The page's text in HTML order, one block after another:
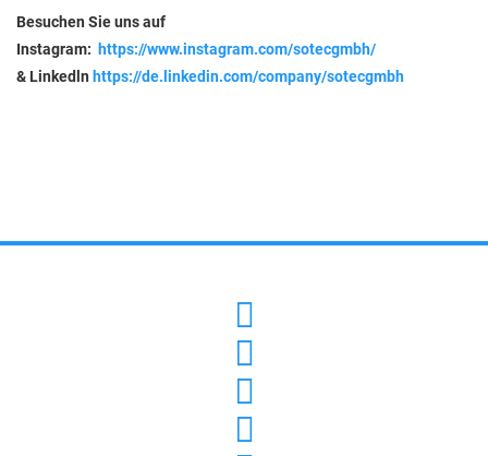
Besuchen Sie uns auf
Instagram: https://www.instagram.com/sotecgmbh/
& Linkedln https://de.linkedin.com/company/sotecgmbh